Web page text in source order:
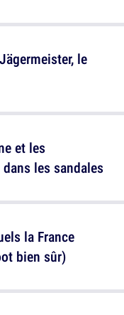
le
la France
bien sûr)
et les
les sandales